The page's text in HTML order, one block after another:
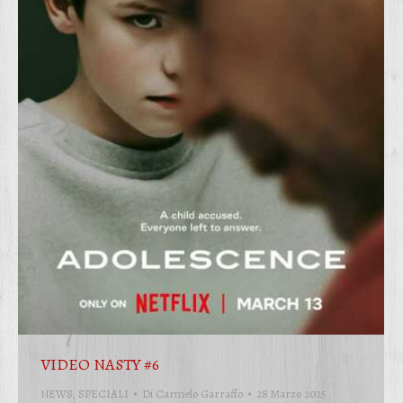
VIDEO NASTY #6
NEWS, SPECIALI Di Carmelo Garraffo 28 Marzo 2025